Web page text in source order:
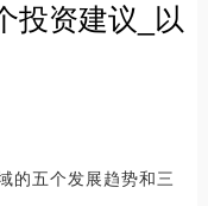
投资建议_以
的五个发展趋势和三